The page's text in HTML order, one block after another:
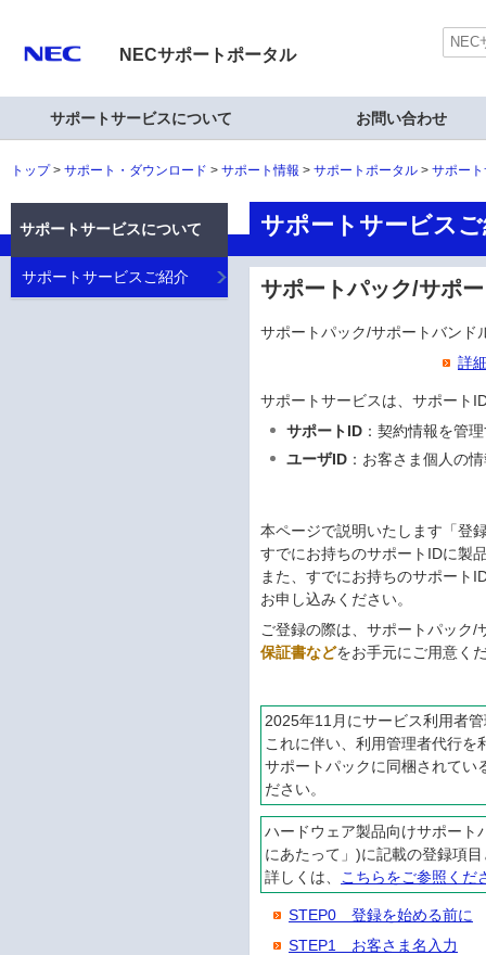
NECサポートポータル
サポートサービスについて お問い合わせ
トップ サポート・ダウンロード サポート情報 サポートポータル サポー
サポートサービス
サポートパック/サポ
サポートパック/サポートバンド
詳
サポートサービスは、サポート
サポートID ：契約情報を管
ユーザID ：お客さま個人の
本ページで説明いたします「登
すでにお持ちのサポートIDに製
また、すでにお持ちのサポート
お申し込みください。
ご登録の際は、サポートパック
保証書などをお手元にご用意く
2025年11月にサービス利用者
これに伴い、利用管理者代行
サポートパックに同梱されてい
ださい。
ハードウェア製品向けサポート
にあたって」)に記載の登録項
詳しくは、
こちらをご参照くだ
STEP0 登録を始める前に
STEP1 お客さま名入力
サポートサービスについて
サポートサービスご紹介